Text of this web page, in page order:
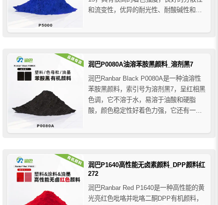
和流变性，优异的耐光性、耐酸碱性和耐
色应用中耐迁移性非常好，但是耐热性一
润巴P0080A油溶苯胺黑颜料_溶剂黑7
润巴Ranbar Black P0080A是一种油溶性
苯胺黑颜料，索引号为溶剂黑7，呈红相黑
色调，它不溶于水，易溶于油酸和硬脂
酸，颜色稳定性好着色力强，它还有一个
比降低了再结晶温度，这种延迟提供了光
润巴P1640高性能无卤素颜料_DPP颜料红
272
润巴Ranbar Red P1640是一种高性能的黄
光亮红色吡咯并吡咯二酮DPP有机颜料，